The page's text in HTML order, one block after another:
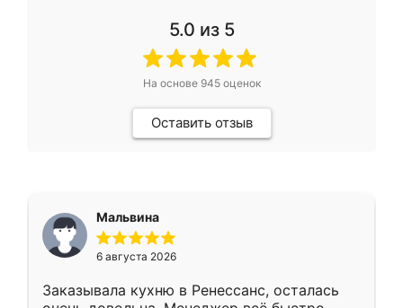
5.0 из 5
На основе 945оценок
Оставить отзыв
Мальвина
6 августа 2026
Заказывала кухню в Ренессанс, осталась